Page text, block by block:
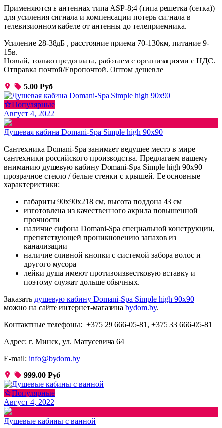
Применяются в антеннах типа ASP-8;4 (типа решетка (сетка))
для усиления сигнала и компенсации потерь сигнала в
телевизионном кабеле от антенны до телеприемника.
Усиление 28-38дБ , расстояние приема 70-130км, питание 9-
15в.
Новый, только предоплата, работаем с организациями с НДС.
Отправка почтой/Европочтой. Оптом дешевле
5.00 Руб
Популярные
Август 4, 2022
Душевая кабина Domani-Spa Simple high 90х90
Сантехника Domani-Spa занимает ведущее место в мире
сантехники российского производства. Предлагаем вашему
вниманию душевую кабину Domani-Spa Simple high 90x90
прозрачное стекло / белые стенки с крышей. Ее основные
характеристики:
габариты 90x90x218 см, высота поддона 43 см
изготовлена из качественного акрила повышенной
прочности
наличие сифона Domani-Spа специальной конструкции,
препятствующей проникновению запахов из
канализации
наличие сливной кнопки с системой забора волос и
другого мусора
лейки душа имеют противоизвестковую вставку и
поэтому служат дольше обычных.
Заказать душевую кабину Domani-Spa Simple high 90х90
можно на сайте интернет-магазина bydom.by.
Контактные телефоны: +375 29 666-05-81, +375 33 666-05-81
Адрес: г. Минск, ул. Матусевича 64
E-mail: info@bydom.by
999.00 Руб
Популярные
Август 4, 2022
Душевые кабины с ванной